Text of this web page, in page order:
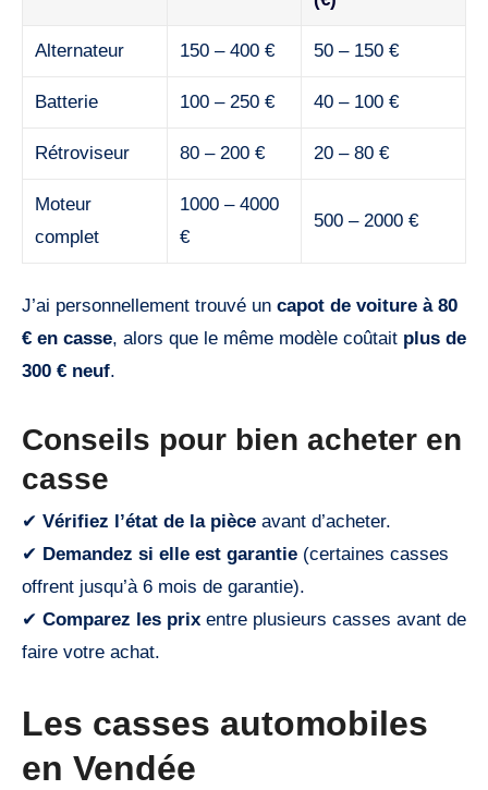
Alternateur 150 – 400 € 50 – 150 €
Batterie 100 – 250 € 40 – 100 €
Rétroviseur 80 – 200 € 20 – 80 €
Moteur
complet
1000 – 4000
€
500 – 2000 €
J’ai personnellement trouvé un capot de voiture à 80
€ en casse, alors que le même modèle coûtait plus de
300 € neuf.
Conseils pour bien acheter en
casse
✔ Vérifiez l’état de la pièce avant d’acheter.
✔ Demandez si elle est garantie (certaines casses
offrent jusqu’à 6 mois de garantie).
✔ Comparez les prix entre plusieurs casses avant de
faire votre achat.
Les casses automobiles
en Vendée